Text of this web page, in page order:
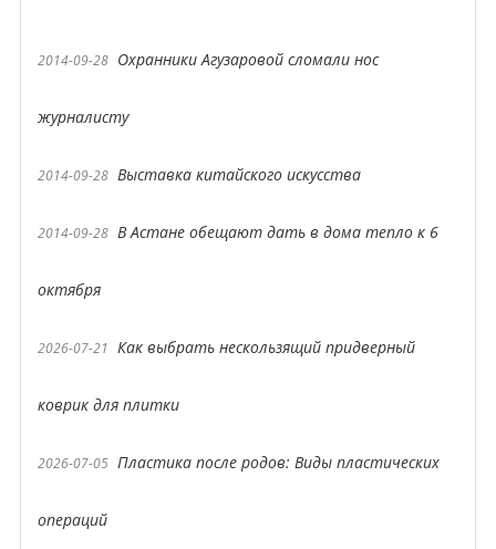
2014-09-28 Охранники Агузаровой сломали нос
журналисту
2014-09-28 Выставка китайского искусства
2014-09-28 В Астане обещают дать в дома тепло к 6
октября
2026-07-21 Как выбрать нескользящий придверный
коврик для плитки
2026-07-05 Пластика после родов: Виды пластических
операций